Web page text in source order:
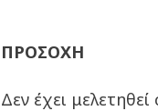
ΠΡΟΣΟΧΗ
Δεν έχει